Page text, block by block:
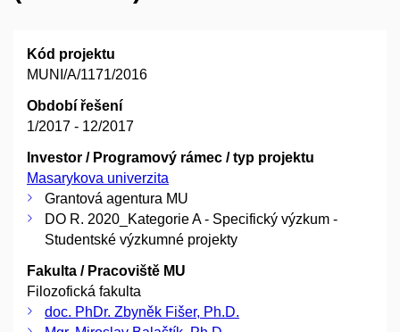
Kód projektu
MUNI/A/1171/2016
Období řešení
1/2017 - 12/2017
Investor / Programový rámec / typ projektu
Masarykova univerzita
Grantová agentura MU
DO R. 2020_Kategorie A - Specifický výzkum -
Studentské výzkumné projekty
Fakulta / Pracoviště MU
Filozofická fakulta
doc. PhDr. Zbyněk Fišer, Ph.D.